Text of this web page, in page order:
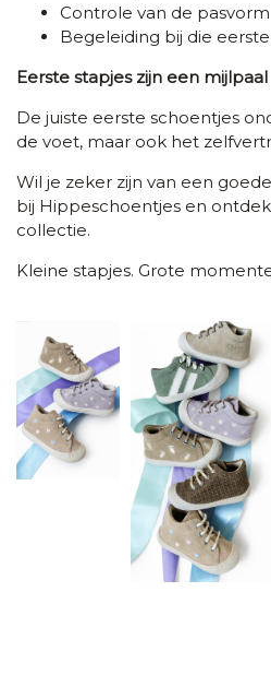
Controle van de pasvorm
Begeleiding bij die
Eerste stapjes zijn een mijlpaal
De juiste eerste schoentjes
de voet, maar ook het
Wil je zeker zijn van een
bij Hippeschoentjes en
collectie.
Kleine stapjes. Grote